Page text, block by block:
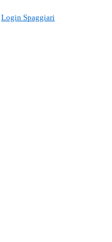
Login Spaggiari